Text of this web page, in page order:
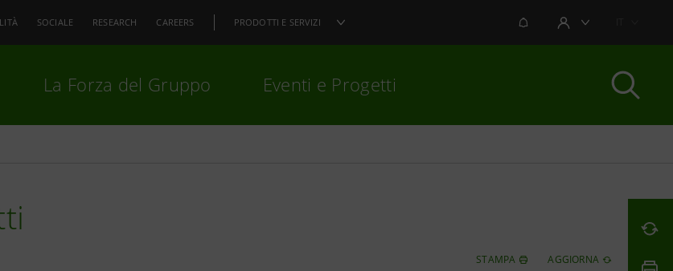
SOCIALE RESEARCH CAREERS PRODOTTI E SERVIZI NOTIFICHEAREA UTENTE
La Forza del Gruppo Eventi e Progetti
STAMPA AGGIORNA